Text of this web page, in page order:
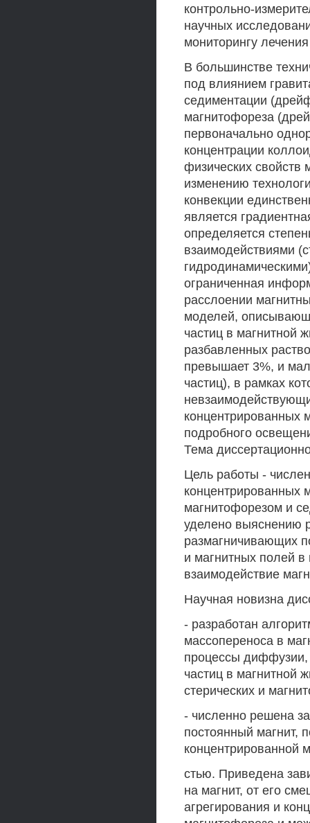
контрольно-
научных
мониторингу
В большинстве
под влиянием
седиментации
магнитофореза
первоначально
концентрации
физических свойств
изменению
конвекции
является
определяется
взаимодействиями
ограниченная
расслоении
моделей,
частиц в магнитной
разбавленных
превышает 3%, и
частиц), в рамках
концентрированных
подробного
Тема
Цель работы -
концентрированных
магнитофорезом и
уделено выяснению
размагничивающих
и магнитных полей в
взаимодействие
Научная новизна
- разработан
массопереноса в
процессы диффузии,
частиц в магнитной
стерических и
- численно решена
постоянный магнит,
концентрированной
стью. Приведена
на магнит, от его
агрегирования и